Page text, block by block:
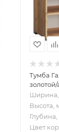
Тумба
золотой/
Высота,
Цвет